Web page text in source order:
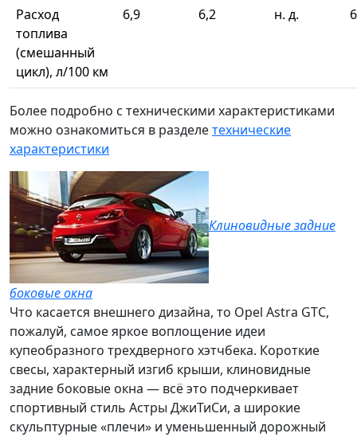
Расход
топлива
(смешанный
цикл), л/100 км
6,9 6,2 н. д.
Более подробно с техническими характеристиками
можно ознакомиться в разделетехнические
характеристики
Клиновидные задние
боковые окна
Что касается внешнего дизайна, то Opel Astra GTC,
пожалуй, самое яркое воплощение идеи
купеобразного трехдверного хэтчбека. Короткие
свесы, характерный изгиб крыши, клиновидные
задние боковые окна — всё это подчеркивает
спортивный стиль Астры ДжиТиСи, а широкие
скульптурные «плечи» и уменьшенный дорожный